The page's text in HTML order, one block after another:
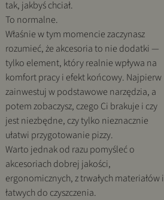
tak, jakbyś chciał.
To normalne.
Właśnie w tym momencie zaczynasz
rozumieć, że akcesoria to nie dodatki —
tylko element, który realnie wpływa na
komfort pracy i efekt końcowy. Najpierw
zainwestuj w podstawowe narzędzia, a
potem zobaczysz, czego Ci brakuje i czy
jest niezbędne, czy tylko nieznacznie
ułatwi przygotowanie pizzy.
Warto jednak od razu pomyśleć o
akcesoriach dobrej jakości,
ergonomicznych, z trwałych materiałów i
łatwych do czyszczenia.